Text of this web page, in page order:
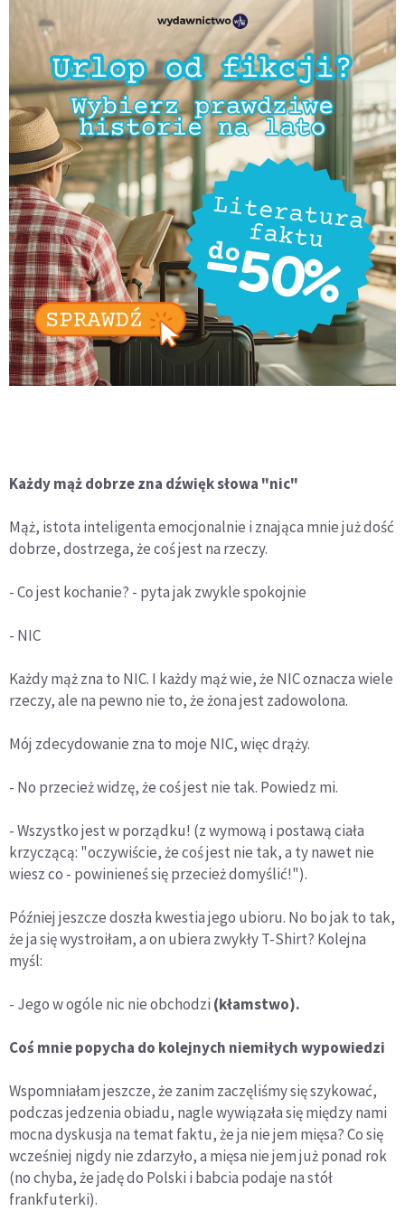
Każdy mąż dobrze zna dźwięk słowa "nic"
Mąż, istota inteligenta emocjonalnie i znająca mnie już dość
dobrze, dostrzega, że coś jest na rzeczy.
- Co jest kochanie? - pyta jak zwykle spokojnie
- NIC
Każdy mąż zna to NIC. I każdy mąż wie, że NIC oznacza wiele
rzeczy, ale na pewno nie to, że żona jest zadowolona.
Mój zdecydowanie zna to moje NIC, więc drąży.
- No przecież widzę, że coś jest nie tak. Powiedz mi.
- Wszystko jest w porządku! (z wymową i postawą ciała
krzyczącą: "oczywiście, że coś jest nie tak, a ty nawet nie
wiesz co - powinieneś się przecież domyślić!").
Później jeszcze doszła kwestia jego ubioru. No bo jak to tak,
że ja się wystroiłam, a on ubiera zwykły T-Shirt? Kolejna
myśl:
- Jego w ogóle nic nie obchodzi (kłamstwo).
Coś mnie popycha do kolejnych niemiłych wypowiedzi
Wspomniałam jeszcze, że zanim zaczęliśmy się szykować,
podczas jedzenia obiadu, nagle wywiązała się między nami
mocna dyskusja na temat faktu, że ja nie jem mięsa? Co się
wcześniej nigdy nie zdarzyło, a mięsa nie jem już ponad rok
(no chyba, że jadę do Polski i babcia podaje na stół
frankfuterki).